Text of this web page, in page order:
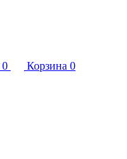
0 Корзина 0